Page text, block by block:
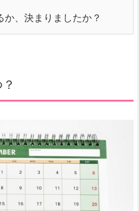
、決まりましたか？